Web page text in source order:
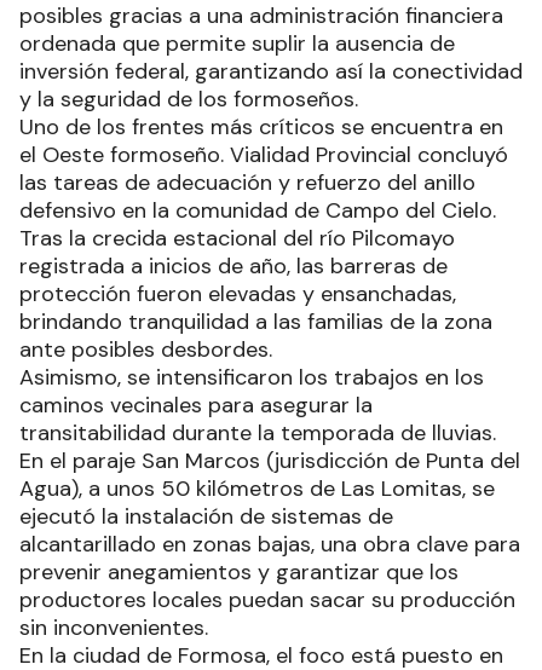
posibles gracias a una administración financiera
ordenada que permite suplir la ausencia de
inversión federal, garantizando así la conectividad
y la seguridad de los formoseños.
Uno de los frentes más críticos se encuentra en
el Oeste formoseño. Vialidad Provincial concluyó
las tareas de adecuación y refuerzo del anillo
defensivo en la comunidad de Campo del Cielo.
Tras la crecida estacional del río Pilcomayo
registrada a inicios de año, las barreras de
protección fueron elevadas y ensanchadas,
brindando tranquilidad a las familias de la zona
ante posibles desbordes.
Asimismo, se intensificaron los trabajos en los
caminos vecinales para asegurar la
transitabilidad durante la temporada de lluvias.
En el paraje San Marcos (jurisdicción de Punta del
Agua), a unos 50 kilómetros de Las Lomitas, se
ejecutó la instalación de sistemas de
alcantarillado en zonas bajas, una obra clave para
prevenir anegamientos y garantizar que los
productores locales puedan sacar su producción
sin inconvenientes.
En la ciudad de Formosa, el foco está puesto en